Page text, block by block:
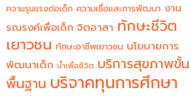
ความรุนแรงต่อเด็ก ความเชื่อและการพัฒนา งาน
รณรงค์เพื่อเด็ก จิตอาสา ทักษะชีวิต
เยาวชน ทักษะอาชีพเยาวชน นโยบายการ
พัฒนาเด็ก น้ำเพื่อชีวิต บริการสุขภาพขั้น
พื้นฐาน บริจาคทุนการศึกษา